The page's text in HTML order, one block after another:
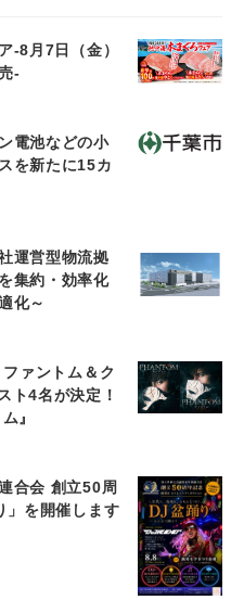
-8月7日（金）
-
電池などの小
を新たに15カ
運営型物流拠
集約・効率化
化～
ァントム＆ク
ト4名が決定！
』
合会 創立50周
」を開催します